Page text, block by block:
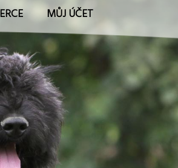
MŮJ ÚČET